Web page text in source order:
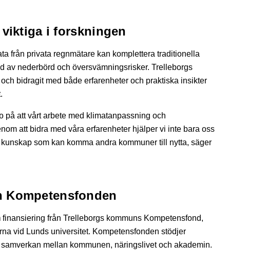
i forskningen
från privata regnmätare kan komplettera traditionella
av nederbörd och översvämningsrisker. Trelleborgs
bidragit med både erfarenheter och praktiska insikter
på att vårt arbete med klimatanpassning och
att bidra med våra erfarenheter hjälper vi inte bara oss
som kan komma andra kommuner till nytta, säger
Kompetensfonden
från Trelleborgs kommuns Kompetensfond,
vid Lunds universitet. Kompetensfonden stödjer
mellan kommunen, näringslivet och akademin.